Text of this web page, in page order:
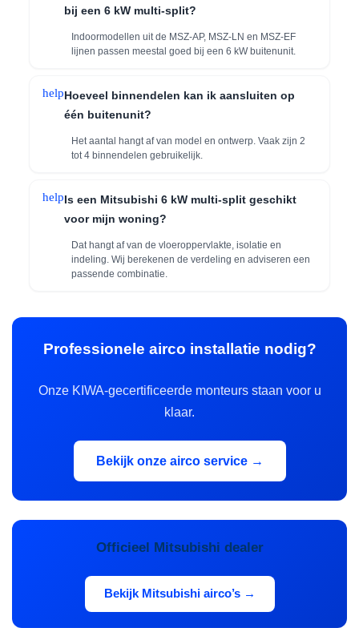
bij een 6 kW multi-split?
Indoormodellen uit de MSZ-AP, MSZ-LN en MSZ-EF
lijnen passen meestal goed bij een 6 kW buitenunit.
helpHoeveel binnendelen kan ik aansluiten op
één buitenunit?
Het aantal hangt af van model en ontwerp. Vaak zijn 2
tot 4 binnendelen gebruikelijk.
helpIs een Mitsubishi 6 kW multi-split geschikt
voor mijn woning?
Dat hangt af van de vloeroppervlakte, isolatie en
indeling. Wij berekenen de verdeling en adviseren een
passende combinatie.
Professionele airco installatie nodig?
Onze KIWA-gecertificeerde monteurs staan voor u
klaar.
Bekijk onze airco service →
Officieel Mitsubishi dealer
Bekijk Mitsubishi airco’s →